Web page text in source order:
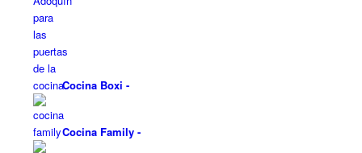
Cocina Boxi -
Cocina Family-